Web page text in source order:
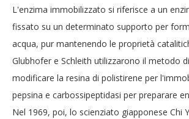
L'enzima immobilizzato si riferisce a un
fissato su un determinato supporto per
acqua, pur mantenendo le proprietà
Glubhofer e Schleith utilizzarono il metodo
modificare la resina di polistirene per
pepsina e carbossipeptidasi per preparare
Nel 1969, poi, lo scienziato giapponese Chi